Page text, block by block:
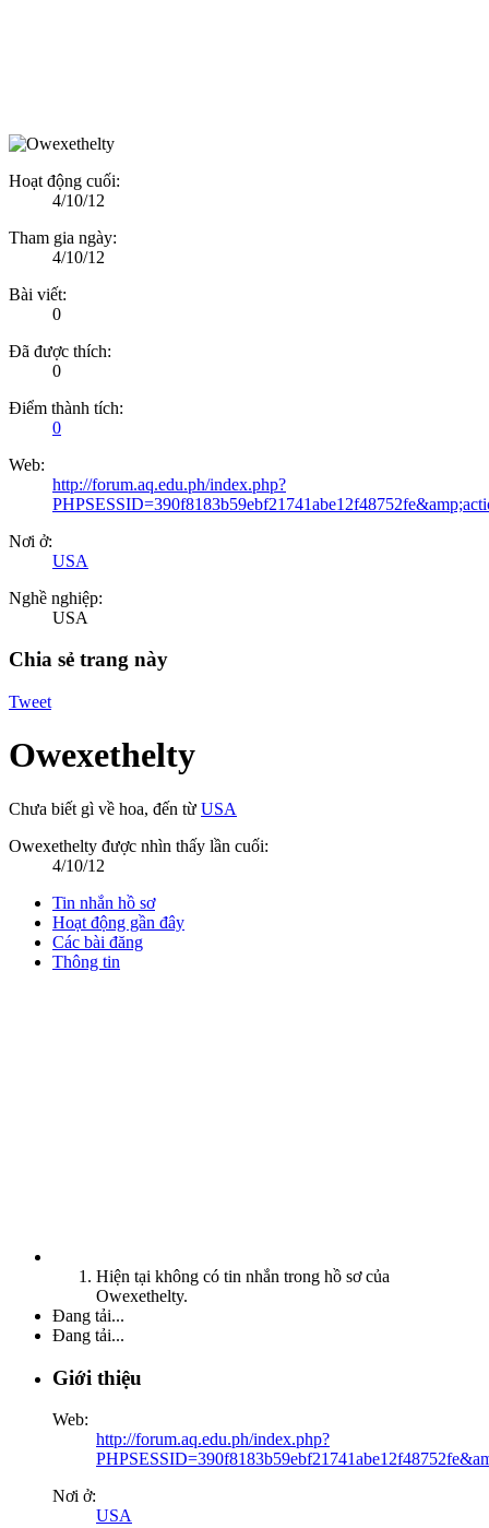
Hoạt động cuối:
4/10/12
Tham gia ngày:
4/10/12
Bài viết:
0
Đã được thích:
0
Điểm thành tích:
0
Web:
http://forum.aq.edu.ph/index.php?
Nơi ở:
USA
Nghề nghiệp:
USA
Chia sẻ trang này
Tweet
Owexethelty
Chưa biết gì về hoa, đến từ USA
Owexethelty được nhìn thấy lần cuối:
4/10/12
Tin nhắn hồ sơ
Hoạt động gần đây
Các bài đăng
Thông tin
Hiện tại không có tin nhắn trong hồ sơ của
Owexethelty.
Đang tải...
Đang tải...
Giới thiệu
Web:
http://forum.aq.edu.ph/index.php?
Nơi ở:
USA